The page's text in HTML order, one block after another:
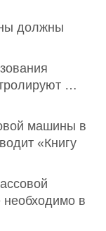
должны
…
машины в
«Книгу
в